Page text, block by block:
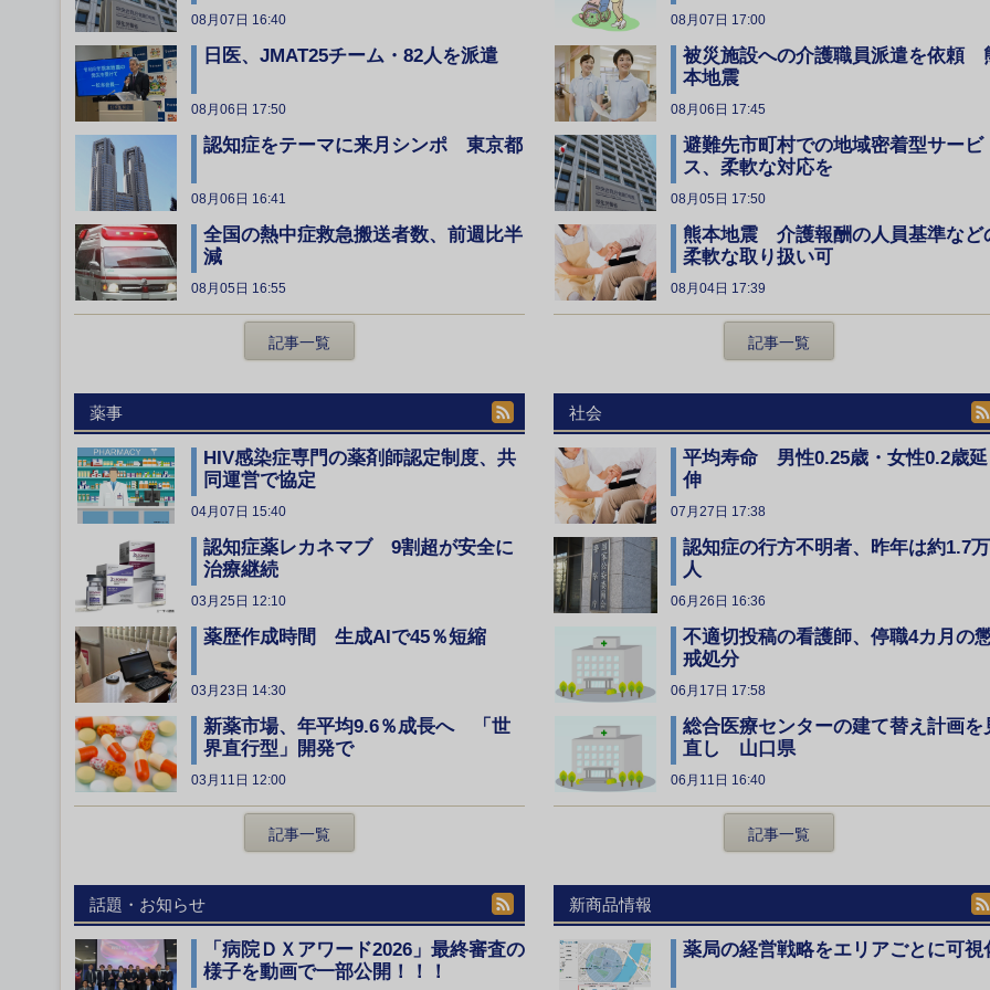
08月07日 16:40
日医、JMAT25チーム・82人を派遣
08月06日 17:50
認知症をテーマに来月シンポ 東京都
08月06日 16:41
全国の熱中症救急搬送者数、前週比半
減
08月05日 16:55
記事一覧
08月07日 17:00
被災施設への介護職員派遣を依頼
本地震
08月06日 17:45
避難先市町村での地域密着型サービ
ス、柔軟な対応を
08月05日 17:50
熊本地震 介護報酬の人員基準など
柔軟な取り扱い可
08月04日 17:39
記事一覧
薬事
HIV感染症専門の薬剤師認定制度、共
同運営で協定
04月07日 15:40
認知症薬レカネマブ 9割超が安全に
治療継続
03月25日 12:10
薬歴作成時間 生成AIで45％短縮
03月23日 14:30
新薬市場、年平均9.6％成長へ 「世
界直行型」開発で
03月11日 12:00
記事一覧
社会
平均寿命 男性0.25歳・女性0.2歳延
伸
07月27日 17:38
認知症の行方不明者、昨年は約1.7万
人
06月26日 16:36
不適切投稿の看護師、停職4カ月の
戒処分
06月17日 17:58
総合医療センターの建て替え計画を
直し 山口県
06月11日 16:40
記事一覧
話題・お知らせ
「病院ＤＸアワード2026」最終審査の
様子を動画で一部公開！！！
新商品情報
薬局の経営戦略をエリアごとに可視